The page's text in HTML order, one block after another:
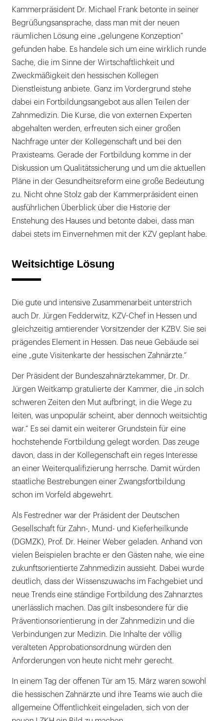
Kammerpräsident Dr. Michael Frank betonte in seiner
Begrüßungsansprache, dass man mit der neuen
räumlichen Lösung eine „gelungene Konzeption“
gefunden habe. Es handele sich um eine wirklich runde
Sache, die im Sinne der Wirtschaftlichkeit und
Zweckmäßigkeit den hessischen Kollegen
Dienstleistung anbiete. Ganz im Vordergrund stehe
dabei ein Fortbildungsangebot aus allen Teilen der
Zahnmedizin. Die Kurse, die von externen Experten
abgehalten werden, erfreuten sich einer großen
Nachfrage unter der Kollegenschaft und bei den
Praxisteams. Gerade der Fortbildung komme in der
Diskussion um Qualitätssicherung und um die aktuellen
Pläne in der Gesundheitsreform eine große Bedeutung
zu. Nicht ohne Stolz gab der Kammerpräsident einen
ausführlichen Überblick über die Historie der
Enstehung des Hauses und betonte dabei, dass man
dabei stets im Einvernehmen mit der KZV geplant habe.
Weitsichtige Lösung
Die gute und intensive Zusammenarbeit unterstrich
auch Dr. Jürgen Fedderwitz, KZV-Chef in Hessen und
gleichzeitig amtierender Vorsitzender der KZBV. Sie sei
prägendes Element in Hessen. Das neue Gebäude sei
eine „gute Visitenkarte der hessischen Zahnärzte.“
Der Präsident der Bundeszahnärztekammer, Dr. Dr.
Jürgen Weitkamp gratulierte der Kammer, die „in solch
schweren Zeiten den Mut aufbringt, in die Wege zu
leiten, was unpopulär scheint, aber dennoch weitsichtig
war.“ Es sei damit ein weiterer Grundstein für eine
hochstehende Fortbildung gelegt worden. Das zeuge
davon, dass in der Kollegenschaft ein reges Interesse
an einer Weiterqualifizierung herrsche. Damit würden
staatliche Bestrebungen einer Zwangsfortbildung
schon im Vorfeld abgewehrt.
Als Festredner war der Präsident der Deutschen
Gesellschaft für Zahn-, Mund- und Kieferheilkunde
(DGMZK), Prof. Dr. Heiner Weber geladen. Anhand von
vielen Beispielen brachte er den Gästen nahe, wie eine
zukunftsorientierte Zahnmedizin aussieht. Dabei wurde
deutlich, dass der Wissenszuwachs im Fachgebiet und
neue Trends eine ständige Fortbildung des Zahnarztes
unerlässlich machen. Das gilt insbesondere für die
Präventionsorientierung in der Zahnmedizin und die
Verbindungen zur Medizin. Die Inhalte der völlig
veralteten Approbationsordnung würden den
Anforderungen von heute nicht mehr gerecht.
In einem Tag der offenen Tür am 15. März waren sowohl
die hessischen Zahnärzte und ihre Teams wie auch die
allgemeine Öffentlichkeit eingeladen, sich von der